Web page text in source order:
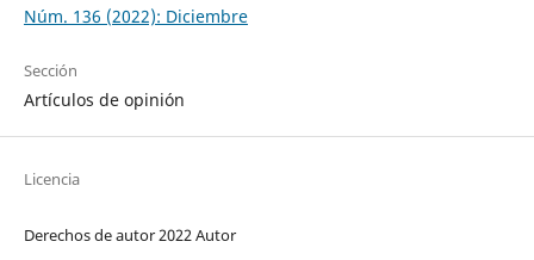
Núm. 136 (2022): Diciembre
Sección
Artículos de opinión
Licencia
Derechos de autor 2022 Autor